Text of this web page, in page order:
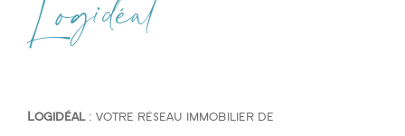
Logidéal
Logidéal: votre réseau immobilier de
Type de bien
Budget